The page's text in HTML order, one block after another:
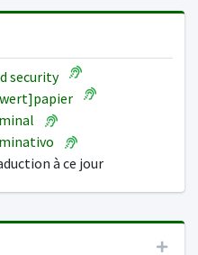
security
à ce jour